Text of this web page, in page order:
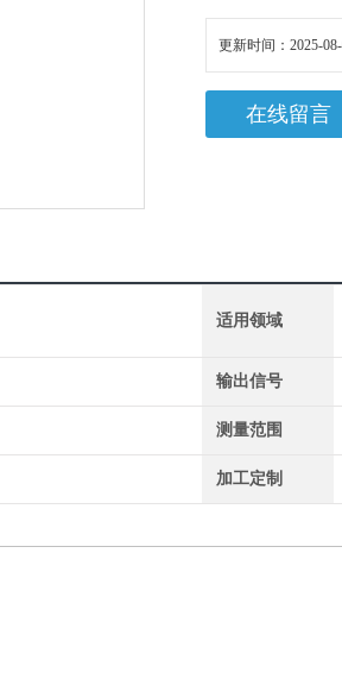
更新时间：2025-
在线留言
适用领域
输出信号
测量范围
加工定制